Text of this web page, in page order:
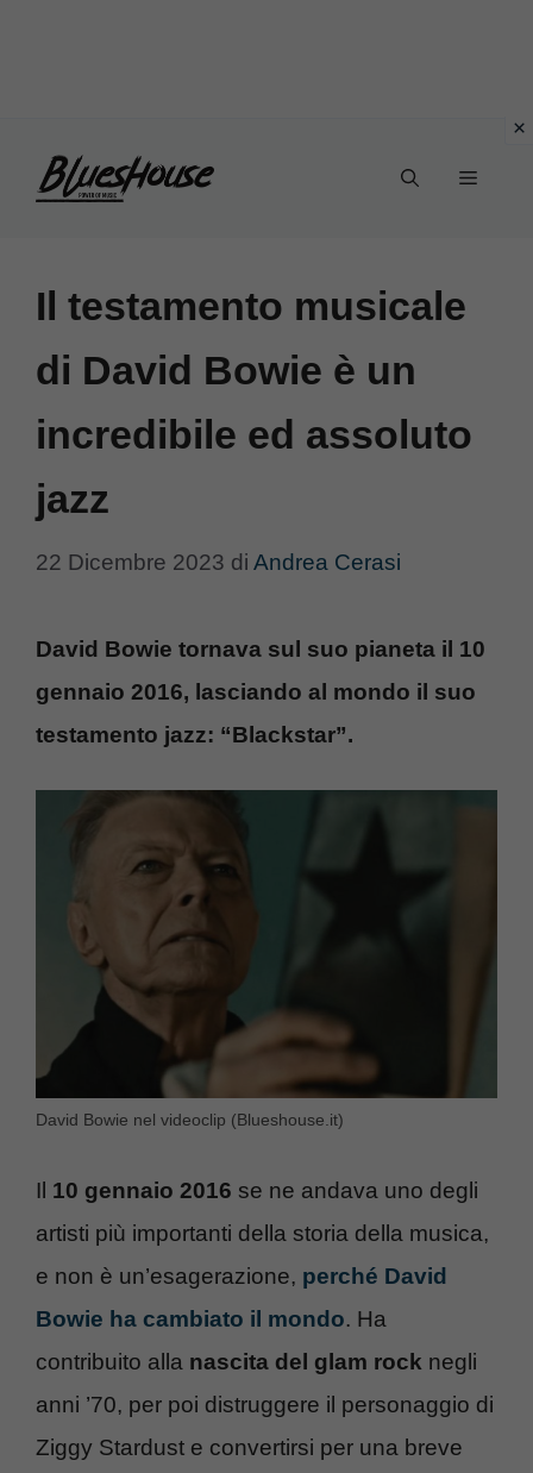
Menu
Il testamento musicale
di David Bowie è un
incredibile ed assoluto
jazz
22 Dicembre 2023 di Andrea Cerasi
David Bowie tornava sul suo pianeta il 10
gennaio 2016, lasciando al mondo il suo
testamento jazz: “Blackstar”.
David Bowie nel videoclip (Blueshouse.it)
Il 10 gennaio 2016 se ne andava uno degli
artisti più importanti della storia della musica,
e non è un’esagerazione, perché David
Bowie ha cambiato il mondo. Ha
contribuito alla nascita del glam rock negli
anni ’70, per poi distruggere il personaggio di
Ziggy Stardust e convertirsi per una breve